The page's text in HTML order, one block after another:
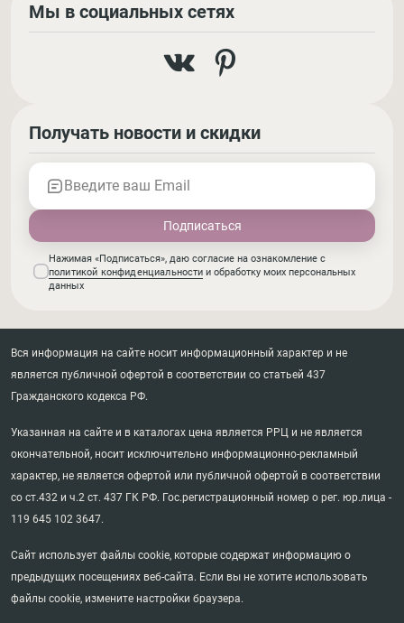
Мы в социальных сетях
Получать новости и скидки
Введите ваш Email
Нажимая «Подписаться», даю согласие на ознакомление с
политикой конфиденциальности и обработку моих персональных
данных
Вся информация на сайте носит информационный характер и не
является публичной офертой в соответствии со статьей 437
Гражданского кодекса РФ.
Указанная на сайте и в каталогах цена является РРЦ и не является
окончательной, носит исключительно информационно-рекламный
характер, не является офертой или публичной офертой в соответствии
со ст.432 и ч.2 ст. 437 ГК РФ. Гос.регистрационный номер о рег. юр.лица -
119 645 102 3647.
Сайт использует файлы cookie, которые содержат информацию о
предыдущих посещениях веб-сайта. Если вы не хотите использовать
файлы cookie, измените настройки браузера.